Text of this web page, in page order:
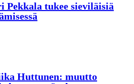
Pekkala tukee sieviläisiä
Huttunen: muutto